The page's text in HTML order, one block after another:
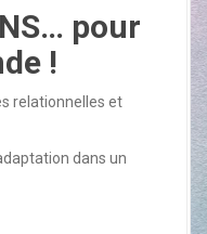
pour
!
relationnelles et
dans un